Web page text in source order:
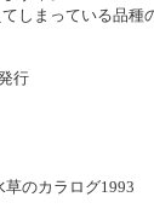
しまっている品種
行
草のカラログ1993